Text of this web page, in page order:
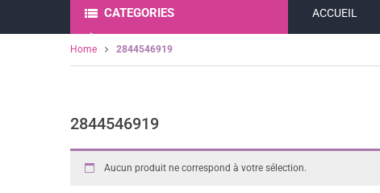
CATEGORIES ACCUEIL
Home 2844546919
2844546919
Aucun produit ne correspond à votre sélection.